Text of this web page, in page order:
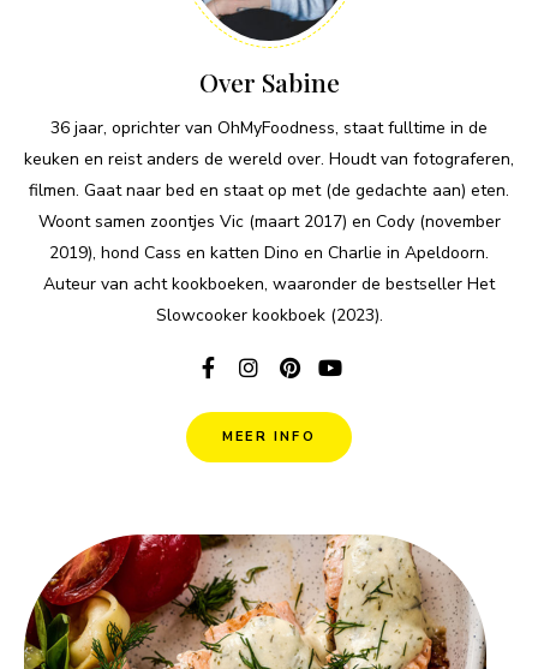
Over Sabine
36 jaar, oprichter van OhMyFoodness, staat fulltime in de
keuken en reist anders de wereld over. Houdt van fotograferen,
filmen. Gaat naar bed en staat op met (de gedachte aan) eten.
Woont samen zoontjes Vic (maart 2017) en Cody (november
2019), hond Cass en katten Dino en Charlie in Apeldoorn.
Auteur van acht kookboeken, waaronder de bestseller Het
Slowcooker kookboek (2023).
MEER INFO